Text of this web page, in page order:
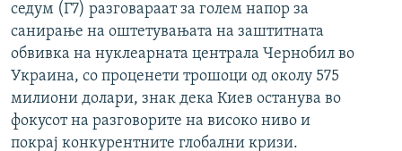
седум (Г7) разговараат за голем напор за
санирање на оштетувањата на заштитната
обвивка на нуклеарната централа Чернобил во
Украина, со проценети трошоци од околу 575
милиони долари, знак дека Киев останува во
фокусот на разговорите на високо ниво и
покрај конкурентните глобални кризи.